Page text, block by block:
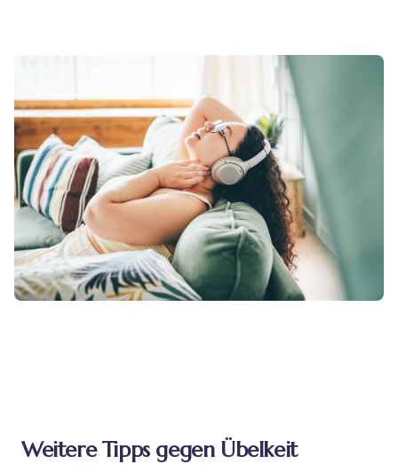
Weitere Tipps gegen Übelkeit